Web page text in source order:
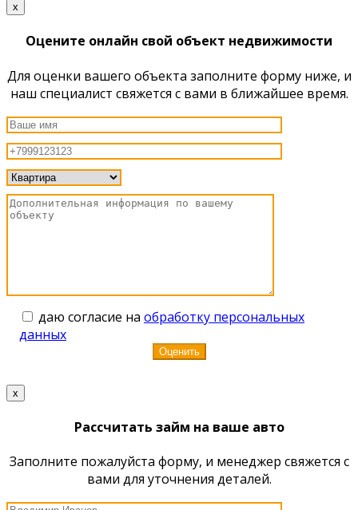
x
Оцените онлайн свой объект недвижимости
Для оценки вашего объекта заполните форму ниже, и
наш специалист свяжется с вами в ближайшее время.
даю согласие на обработку персональных
данных
x
Рассчитать займ на ваше авто
Заполните пожалуйста форму, и менеджер свяжется с
вами для уточнения деталей.